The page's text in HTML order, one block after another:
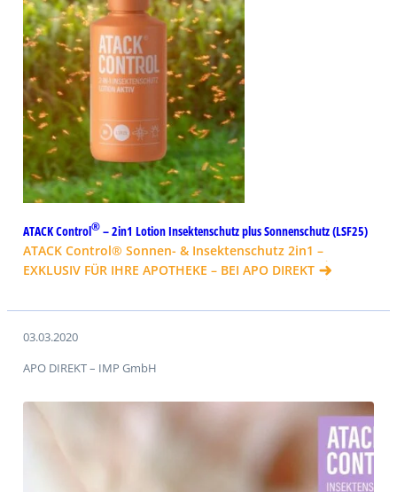
ATACK Control®– 2in1 Lotion Insektenschutz plus Sonnenschutz (LSF25)
ATACK Control® Sonnen- & Insektenschutz 2in1 –
EXKLUSIV FÜR IHRE APOTHEKE – BEI APO DIREKT
03.03.2020
APO DIREKT – IMP GmbH